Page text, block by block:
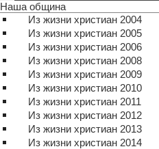
Наша община
Из жизни христиан 2004
Из жизни христиан 2005
Из жизни христиан 2006
Из жизни христиан 2008
Из жизни христиан 2009
Из жизни христиан 2010
Из жизни христиан 2011
Из жизни христиан 2012
Из жизни христиан 2013
Из жизни христиан 2014